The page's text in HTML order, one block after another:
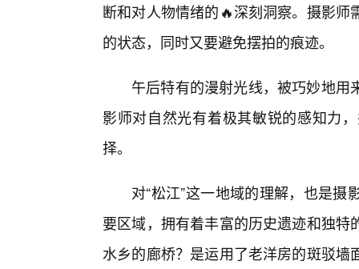
断和对人物情绪的🔥深刻洞察。摄影
的状态，同时又要避免摆拍的痕迹。
午后特有的漫射光线，被巧妙地
影师对自然光有着极其敏锐的感知力
择。
对“松江”这一地域的理解，也是
要区域，拥有着丰富的历史遗迹和独
水乡的廊桥？是运用了老洋房的斑驳